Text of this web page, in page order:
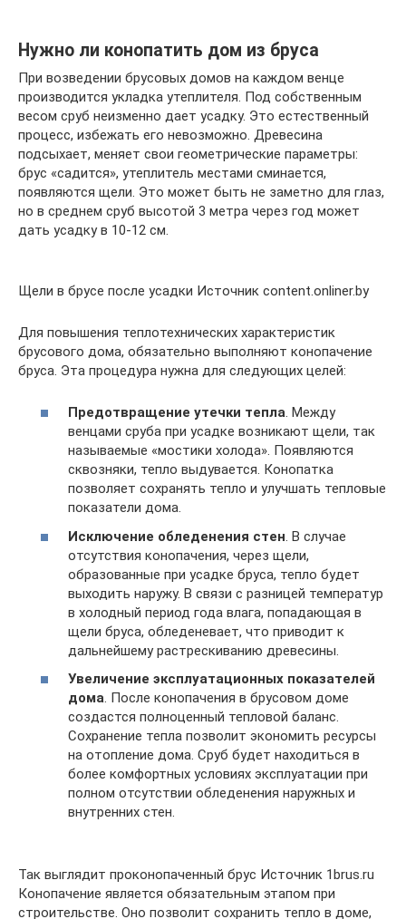
Нужно ли конопатить дом из бруса
При возведении брусовых домов на каждом венце
производится укладка утеплителя. Под собственным
весом сруб неизменно дает усадку. Это естественный
процесс, избежать его невозможно. Древесина
подсыхает, меняет свои геометрические параметры:
брус «садится», утеплитель местами сминается,
появляются щели. Это может быть не заметно для глаз,
но в среднем сруб высотой 3 метра через год может
дать усадку в 10-12 см.
Щели в брусе после усадки Источник content.onliner.by
Для повышения теплотехнических характеристик
брусового дома, обязательно выполняют конопачение
бруса. Эта процедура нужна для следующих целей:
Предотвращение утечки тепла. Между
венцами сруба при усадке возникают щели, так
называемые «мостики холода». Появляются
сквозняки, тепло выдувается. Конопатка
позволяет сохранять тепло и улучшать тепловые
показатели дома.
Исключение обледенения стен . В случае
отсутствия конопачения, через щели,
образованные при усадке бруса, тепло будет
выходить наружу. В связи с разницей температур
в холодный период года влага, попадающая в
щели бруса, обледеневает, что приводит к
дальнейшему растрескиванию древесины.
Увеличение эксплуатационных показателей
дома. После конопачения в брусовом доме
создастся полноценный тепловой баланс.
Сохранение тепла позволит экономить ресурсы
на отопление дома. Сруб будет находиться в
более комфортных условиях эксплуатации при
полном отсутствии обледенения наружных и
внутренних стен.
Так выглядит проконопаченный брус Источник 1brus.ru
Конопачение является обязательным этапом при
строительстве. Оно позволит сохранить тепло в доме,